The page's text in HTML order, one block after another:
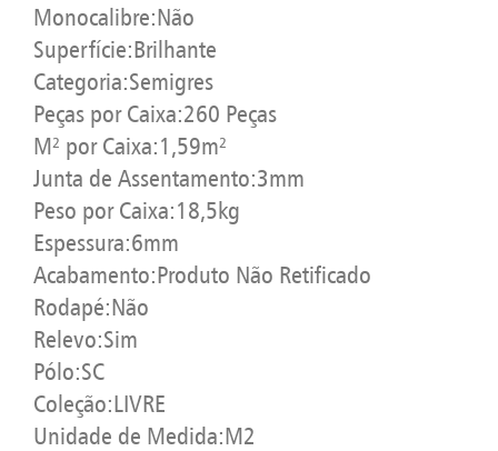
Monocalibre:Não
Superfície:Brilhante
Categoria:Semigres
Peças por Caixa:260 Peças
M² por Caixa:1,59m²
Junta de Assentamento:3mm
Peso por Caixa:18,5kg
Espessura:6mm
Acabamento:Produto Não Retificado
Rodapé:Não
Relevo:Sim
Pólo:SC
Coleção:LIVRE
Unidade de Medida:M2